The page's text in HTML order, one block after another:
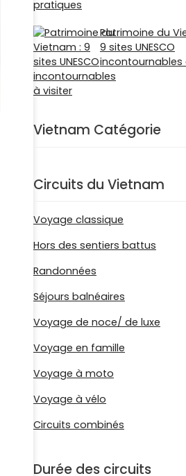
Patrimoine du
9 sites UNESCO
incontournables
Vietnam Catégorie
Circuits du Vietnam
Voyage classique
Hors des sentiers battus
Randonnées
Séjours balnéaires
Voyage de noce/ de luxe
Voyage en famille
Voyage à moto
Voyage à vélo
Circuits combinés
Durée des circuits